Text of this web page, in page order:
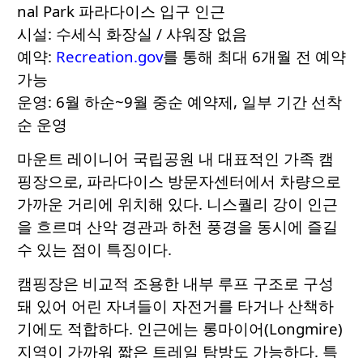
nal Park 파라다이스 입구 인근
시설: 수세식 화장실 / 샤워장 없음
예약: Recreation.gov를 통해 최대 6개월 전 예약
가능
운영: 6월 하순~9월 중순 예약제, 일부 기간 선착
순 운영
마운트 레이니어 국립공원 내 대표적인 가족 캠
핑장으로, 파라다이스 방문자센터에서 차량으로
가까운 거리에 위치해 있다. 니스퀄리 강이 인근
을 흐르며 산악 경관과 하천 풍경을 동시에 즐길
수 있는 점이 특징이다.
캠핑장은 비교적 조용한 내부 루프 구조로 구성
돼 있어 어린 자녀들이 자전거를 타거나 산책하
기에도 적합하다. 인근에는 롱마이어(Longmire)
지역이 가까워 짧은 트레일 탐방도 가능하다. 특